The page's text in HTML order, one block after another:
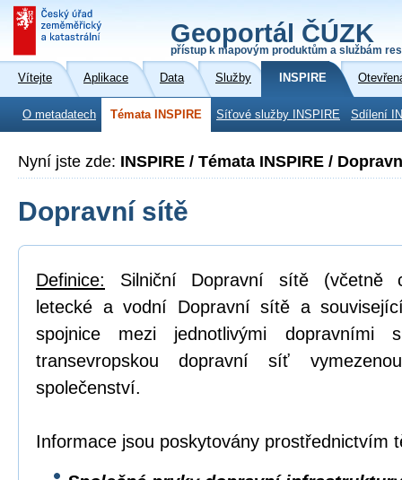
Geoportál ČÚZK
přístup k mapovým produktům a službám
Vítejte Aplikace Data Služby INSPIRE
O metadatech Témata INSPIRE Síťové služby INSPIRE Sdílení
Nyní jste zde: INSPIRE / Témata INSPIRE /
Dopravní sítě
Definice: Silniční Dopravní sítě (včetně
letecké a vodní Dopravní sítě a
spojnice mezi jednotlivými dopravními
transevropskou dopravní síť
společenství.
Informace jsou poskytovány prostřednictvím